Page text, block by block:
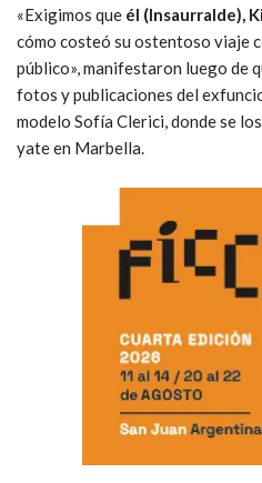
«Exigimos que él (Insaurralde),
cómo costeó su ostentoso viaje
público», manifestaron luego de
fotos y publicaciones del
modelo Sofía Clerici, donde se
yate en Marbella.